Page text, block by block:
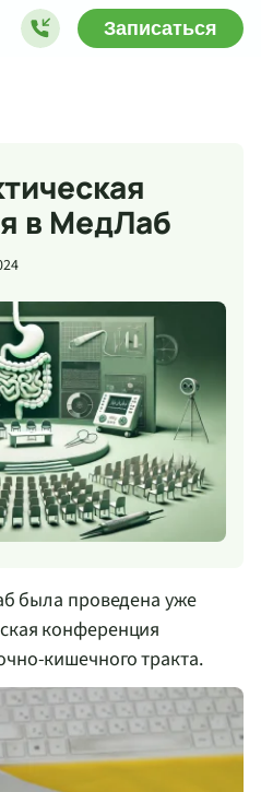
Записаться
в МедЛаб
была проведена уже
конференция
кишечноготракта.